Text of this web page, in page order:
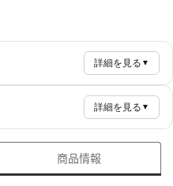
詳細を見る ▼
詳細を見る ▼
商品情報